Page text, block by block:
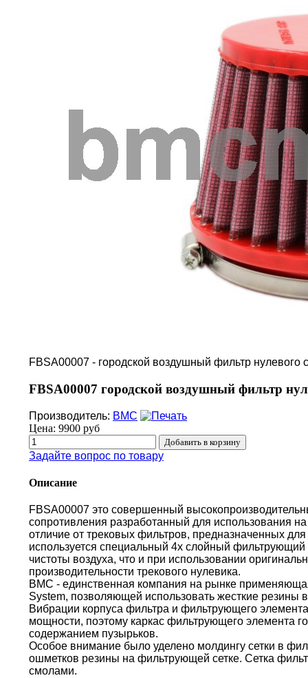
FBSA00007 - городской воздушный фильтр нулевого
FBSA00007 городской воздушный фильтр
Производитель: BMC
Цена: 9900 руб
Задайте вопрос по товару
Описание
FBSA00007 это совершенный
сопротивления разработанный для использования
отличие от трековых фильтров, предназначенных
используется специальный 4х слойный
чистоты воздуха, что и при использовании
производительности трекового нулевика.
BMC - единственная компания на рынке
System, позволяющей использовать жесткие резины
Вибрации корпуса фильтра и фильтрующего
мощности, поэтому каркас фильтрующего элемента
содержанием пузырьков.
Особое внимание было уделено молдингу сетки в
ошметков резины на фильтрующей сетке. Сетка
смолами.